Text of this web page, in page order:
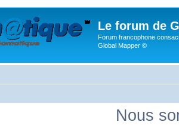
Le forum de
Forum francophone
Global Mapper ©
Nous